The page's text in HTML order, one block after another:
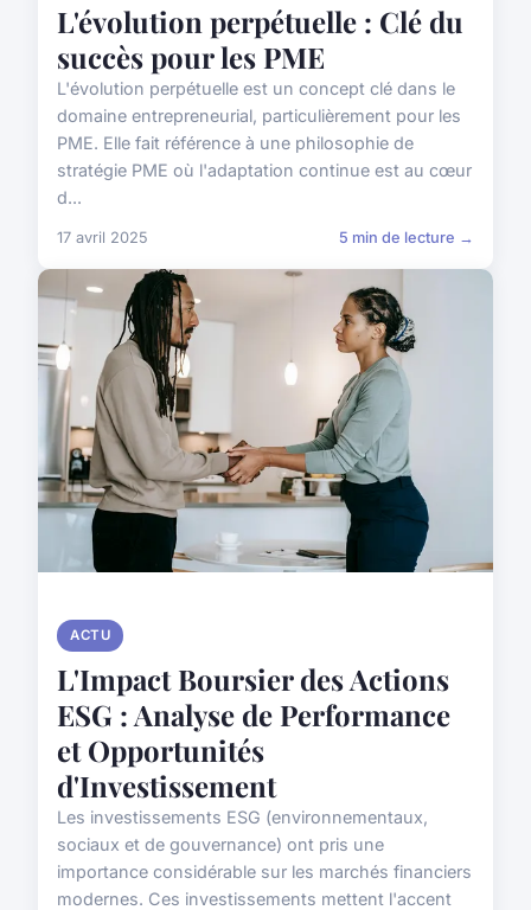
L'évolution perpétuelle : Clé du
succès pour les PME
L'évolution perpétuelle est un concept clé dans le
domaine entrepreneurial, particulièrement pour les
PME. Elle fait référence à une philosophie de
stratégie PME où l'adaptation continue est au cœur
d...
17 avril 2025 5 min de lecture →
ACTU
L'Impact Boursier des Actions
ESG : Analyse de Performance
et Opportunités
d'Investissement
Les investissements ESG (environnementaux,
sociaux et de gouvernance) ont pris une
importance considérable sur les marchés financiers
modernes. Ces investissements mettent l'accent